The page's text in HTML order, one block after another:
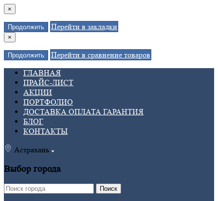
×
Продолжить Перейти в закладки
×
Продолжить
Перейти в сравнение товаров
ГЛАВНАЯ
ПРАЙС-ЛИСТ
АКЦИИ
ПОРТФОЛИО
ДОСТАВКА ОПЛАТА ГАРАНТИЯ
БЛОГ
КОНТАКТЫ
Астрахань
Выбор города
Поиск